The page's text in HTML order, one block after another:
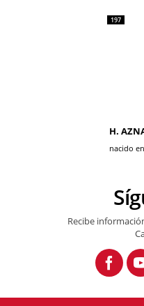
197
H.
nacido
Recibe